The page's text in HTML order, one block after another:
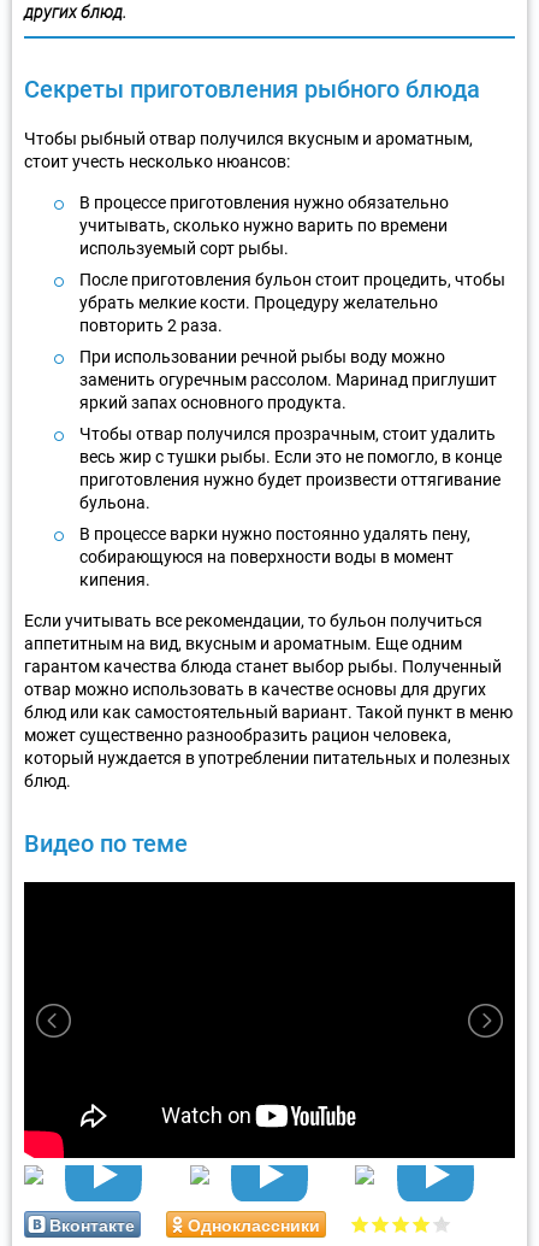
других блюд.
Секреты приготовления рыбного блюда
Чтобы рыбный отвар получился вкусным и ароматным,
стоит учесть несколько нюансов:
В процессе приготовления нужно обязательно
учитывать, сколько нужно варить по времени
используемый сорт рыбы.
После приготовления бульон стоит процедить, чтобы
убрать мелкие кости. Процедуру желательно
повторить 2 раза.
При использовании речной рыбы воду можно
заменить огуречным рассолом. Маринад приглушит
яркий запах основного продукта.
Чтобы отвар получился прозрачным, стоит удалить
весь жир с тушки рыбы. Если это не помогло, в конце
приготовления нужно будет произвести оттягивание
бульона.
В процессе варки нужно постоянно удалять пену,
собирающуюся на поверхности воды в момент
кипения.
Если учитывать все рекомендации, то бульон получиться
аппетитным на вид, вкусным и ароматным. Еще одним
гарантом качества блюда станет выбор рыбы. Полученный
отвар можно использовать в качестве основы для других
блюд или как самостоятельный вариант. Такой пункт в меню
может существенно разнообразить рацион человека,
который нуждается в употреблении питательных и полезных
блюд.
Видео по теме
Вконтакте Одноклассники